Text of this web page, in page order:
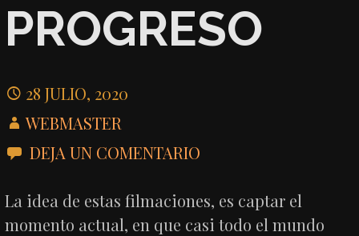
PROGRESO
28 JULIO, 2020
WEBMASTER
DEJA UN COMENTARIO
La idea de estas filmaciones, es captar el
momento actual, en que casi todo el mundo